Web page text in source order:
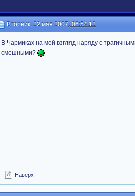
Вторник, 22 мая 2007, 06:54:12
В Чармиках на мой взгляд наряду с
смешными?
Наверх